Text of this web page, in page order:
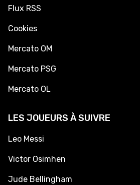
Flux RSS
Cookies
Mercato OM
Mercato PSG
Mercato OL
LES JOUEURS À SUIVRE
Leo Messi
Victor Osimhen
Jude Bellingham